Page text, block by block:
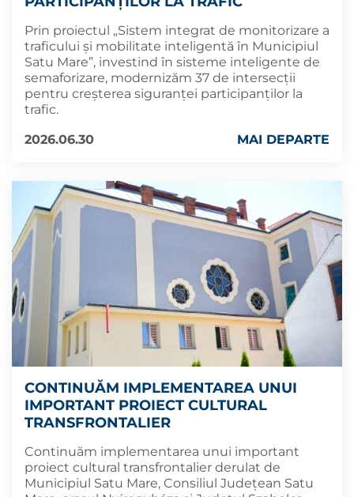
Prin proiectul „Sistem integrat de monitorizare a
traficului și mobilitate inteligentă în Municipiul
Satu Mare”, investind în sisteme inteligente de
semaforizare, modernizăm 37 de intersecții
pentru creșterea siguranței participanților la
trafic.
2026.06.30
MAI DEPARTE
CONTINUĂM IMPLEMENTAREA UNUI
IMPORTANT PROIECT CULTURAL
TRANSFRONTALIER
Continuăm implementarea unui important
proiect cultural transfrontalier derulat de
Municipiul Satu Mare, Consiliul Județean Satu